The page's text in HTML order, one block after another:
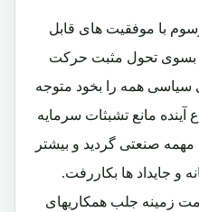
با موفقیت های قابل
بسوی تحول مثبت حرکت
همه را بخود متوجه
مانع تشبثات سرمایه
صنعتی گردید و بیشتر
و جایداد ها بکاررفت.
زمینه جلب همکاریهای